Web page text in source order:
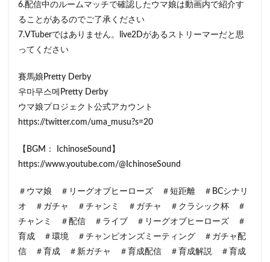
6.配信中のルームマッチで確認したウマ娘は動画内で紹介す
ることがあるのでご了承ください
7.VTuberではありません。live2Dがあるストリーマーだと思
ってください
賽馬娘Pretty Derby
우마무스메Pretty Derby
ウマ娘プロジェクト公式アカウント
https://twitter.com/uma_musu?s=20​​​​
【BGM： IchinoseSound】
https://www.youtube.com/@IchinoseSound
＃ウマ娘 ＃リーグオブヒーローズ ＃短距離 ＃BCシナリ
オ ＃ガチャ ＃チャンミ ＃ガチャ ＃クラシック杯 ＃
チャンミ ＃配信 ＃ライブ ＃リーグオブヒーローズ ＃
育成 ＃環境 ＃チャンピオンズミーティング ＃ガチャ配
信 ＃育成 ＃新ガチャ ＃育成配信 ＃育成解説​​​​​​ ＃育成​​​​​​​​